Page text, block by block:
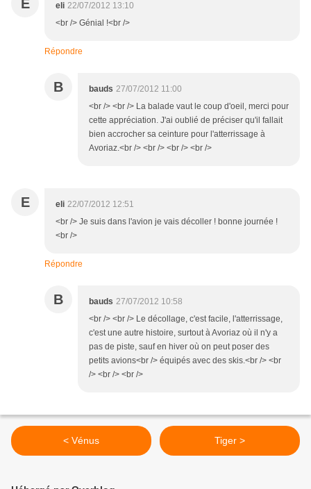
E eli 22/07/2012 13:10
<br /> Génial !<br />
Répondre
B bauds 27/07/2012 11:00
<br /> <br /> La balade vaut le coup d'oeil, merci pour
cette appréciation. J'ai oublié de préciser qu'il fallait
bien accrocher sa ceinture pour l'atterrissage à
Avoriaz.<br /> <br /> <br /> <br />
E eli 22/07/2012 12:51
<br /> Je suis dans l'avion je vais décoller ! bonne journée !
<br />
Répondre
B bauds 27/07/2012 10:58
<br /> <br /> Le décollage, c'est facile, l'atterrissage,
c'est une autre histoire, surtout à Avoriaz où il n'y a
pas de piste, sauf en hiver où on peut poser des
petits avions<br /> équipés avec des skis.<br /> <br
/> <br /> <br />
< Vénus Tiger >